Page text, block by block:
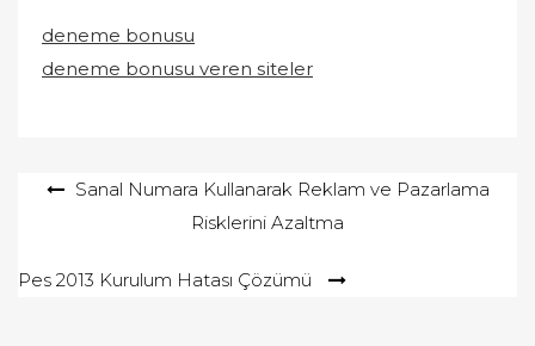
deneme bonusu
deneme bonusu veren siteler
Yazı Sanal Numara Kullanarak Reklam ve Pazarlama
Risklerini Azaltma
Pes 2013 Kurulum Hatası Çözümü